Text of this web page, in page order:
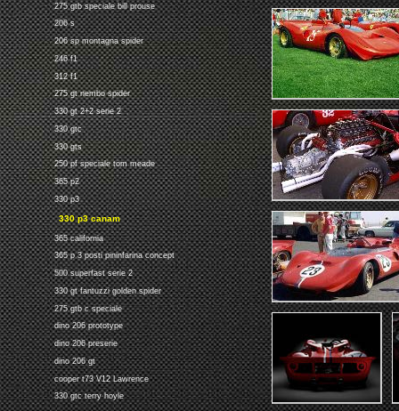
275 gtb speciale bill prouse
206 s
206 sp montagna spider
246 f1
312 f1
275 gt nembo spider
330 gt 2+2 serie 2
330 gtc
330 gts
250 pf speciale tom meade
365 p2
330 p3
330 p3 canam
365 california
365 p 3 posti pininfarina concept
500 superfast serie 2
330 gt fantuzzi golden spider
275 gtb c speciale
dino 206 prototype
dino 206 preserie
dino 206 gt
cooper t73 V12 Lawrence
330 gtc terry hoyle